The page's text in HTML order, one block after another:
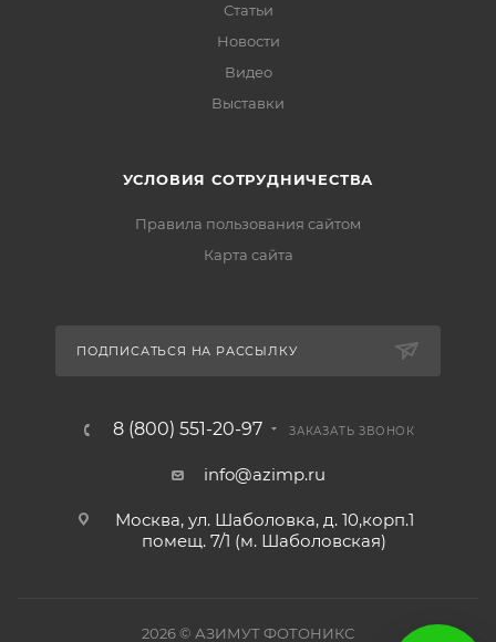
Статьи
Новости
Видео
Выставки
УСЛОВИЯ СОТРУДНИЧЕСТВА
Правила пользования сайтом
Карта сайта
ПОДПИСАТЬСЯ НА РАССЫЛКУ
8 (800) 551-20-97 ЗАКАЗАТЬ ЗВОНОК
info@azimp.ru
Москва, ул. Шаболовка, д. 10,корп.1
помещ. 7/1 (м. Шаболовская)
2026© АЗИМУТ ФОТОНИКС